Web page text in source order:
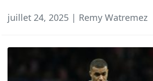
juillet 24, 2025 | Remy Watremez